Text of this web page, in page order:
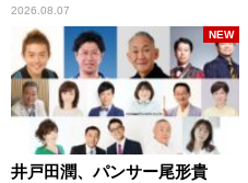
2026.08.07
井戸田潤、パンサー尾形貴
NEW